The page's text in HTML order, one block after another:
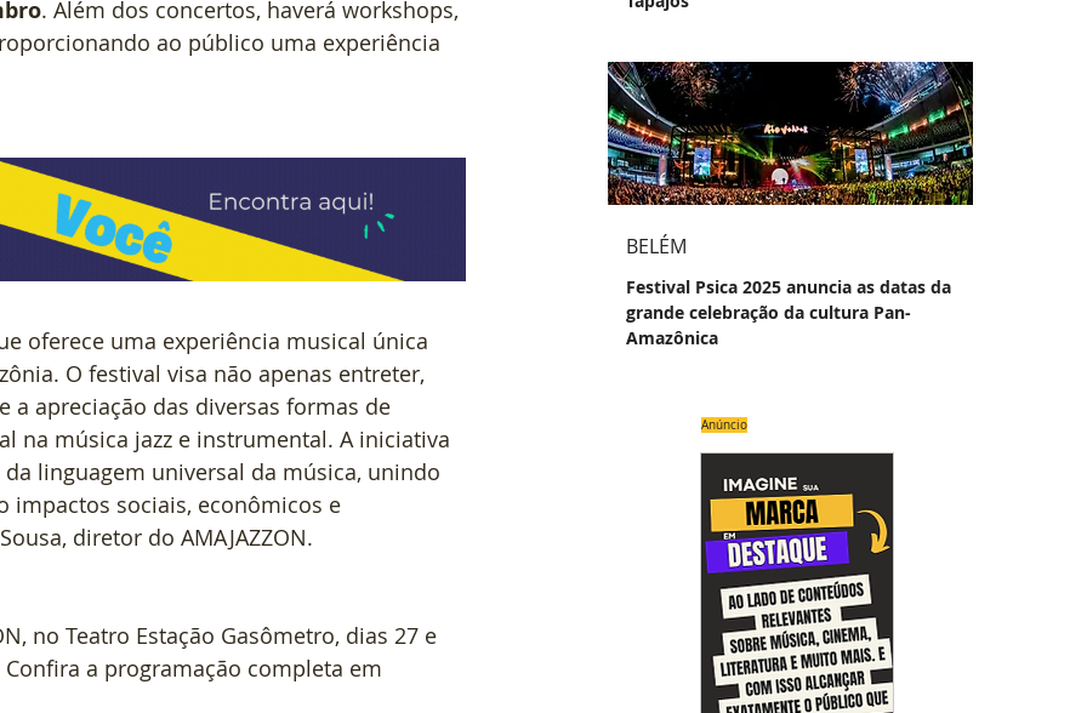
. Além dos concertos, haverá workshops,
ao público uma experiência
oferece uma experiência musical única
O festival visa não apenas entreter,
apreciação das diversas formas de
na música jazz e instrumental. A iniciativa
linguagem universal da música, unindo
impactos sociais, econômicos e
diretor do AMAJAZZON.
no Teatro Estação Gasômetro, dias 27 e
Confira a programação completa em
BELÉM
Festival Psica 2025 anuncia as datas da
grande celebração da cultura Pan-
Amazônica
Anúncio